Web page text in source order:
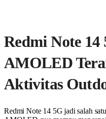
Redmi Note
AMOLED
Aktivitas
Redmi Note 14 5G jadi salah